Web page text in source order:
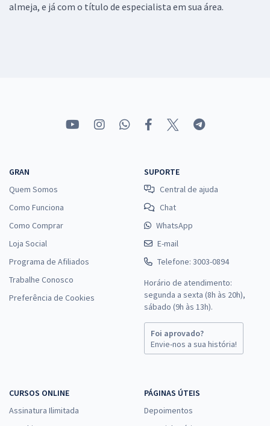
almeja, e já com o título de especialista em sua área.
GRAN
Quem Somos
Como Funciona
Como Comprar
Loja Social
Programa de Afiliados
Trabalhe Conosco
Preferência de Cookies
SUPORTE
Central de ajuda
Chat
WhatsApp
E-mail
Telefone: 3003-0894
Horário de atendimento:
segunda a sexta (8h às 20h),
sábado (9h às 13h).
Foi aprovado?
Envie-nos a sua história!
CURSOS ONLINE
Assinatura Ilimitada
PÁGINAS ÚTEIS
Depoimentos